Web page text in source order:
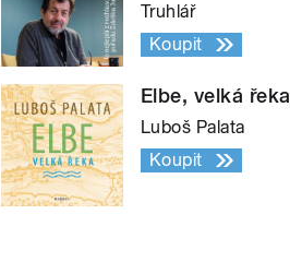
Truhlář
Koupit
Elbe, velká řeka
Luboš Palata
Koupit